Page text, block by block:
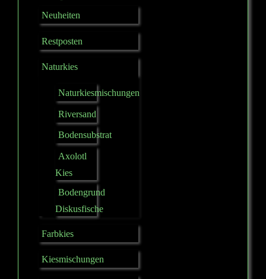
Neuheiten
Restposten
Naturkies
Naturkiesmischungen
Riversand
Bodensubstrat
Axolotl
Kies
Bodengrund
Diskusfische
Farbkies
Kiesmischungen